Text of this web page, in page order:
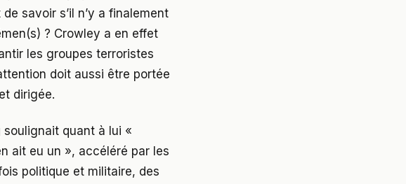
savoir s’il n’y a finalement
? Crowley a en effet
les groupes terroristes
doit aussi être portée
dirigée.
soulignait quant à lui «
ait eu un », accéléré par les
politique et militaire, des